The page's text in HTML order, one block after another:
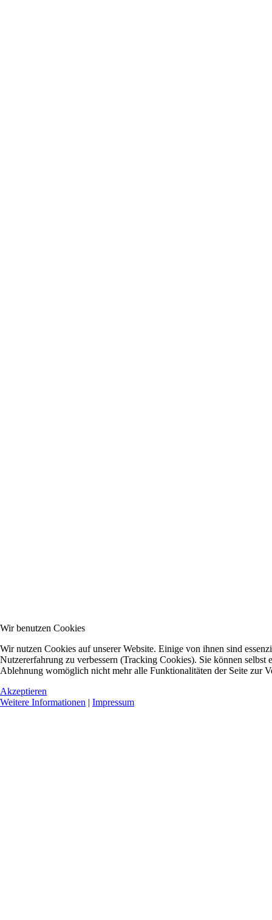
Wir benutzen Cookies
Wir nutzen Cookies auf unserer Website. Einige von ihnen sind
Nutzererfahrung zu verbessern (Tracking Cookies). Sie können selbst
Ablehnung womöglich nicht mehr alle Funktionalitäten der Seite zur
Akzeptieren
Weitere Informationen | Impressum